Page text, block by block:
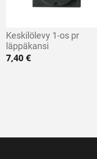
Keskilölevy 1-os pr
läppäkansi
7,40 €